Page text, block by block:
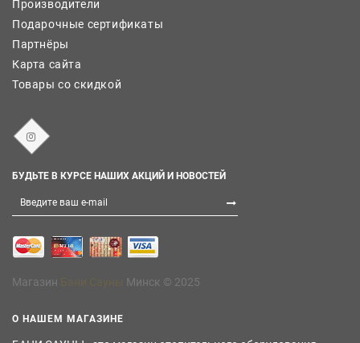
Производители
Подарочные сертификаты
Партнёры
Карта сайта
Товары со скидкой
БУДЬТЕ В КУРСЕ НАШИХ АКЦИЙ И НОВОСТЕЙ
Магазин Минск © 2025
О НАШЕМ МАГАЗИНЕ